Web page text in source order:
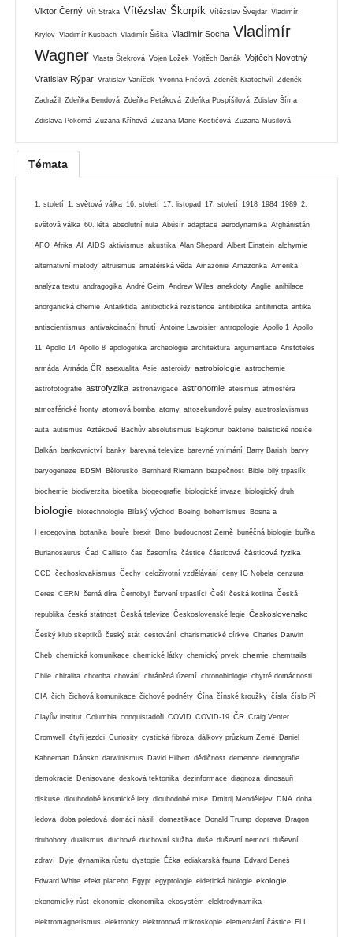
Viktor Černý Vít Straka Vítězslav Škorpík Vítězslav Švejdar Vladimír
Krylov Vladimír Kusbach Vladimír Šiška Vladimír Socha Vladimír
Wagner Vlasta Štekrová Vojen Ložek Vojtěch Barták Vojtěch Novotný
Vratislav Rýpar Vratislav Vaníček Yvonna Fričová Zdeněk Kratochvíl Zdeněk
Zadražil Zdeňka Bendová Zdeňka Petáková Zdeňka Pospíšilová Zdislav Šíma
Zdislava Pokorná Zuzana Kříhová Zuzana Marie Kostićová Zuzana Musilová
Témata
1. století 1. světová válka 16. století 17. listopad 17. století 1918 1984 1989 2.
světová válka 60. léta absolutní nula Abúsír adaptace aerodynamika Afghánistán
AFO Afrika AI AIDS aktivismus akustika Alan Shepard Albert Einstein alchymie
alternativní metody altruismus amatérská věda Amazonie Amazonka Amerika
analýza textu andragogika André Geim Andrew Wiles anekdoty Anglie anihilace
anorganická chemie Antarktida antibiotická rezistence antibiotika antihmota antika
antiscientismus antivakcinační hnutí Antoine Lavoisier antropologie Apollo 1 Apollo
11 Apollo 14 Apollo 8 apologetika archeologie architektura argumentace Aristoteles
armáda Armáda ČR asexualita Asie asteroidy astrobiologie astrochemie
astrofotografie astrofyzika astronavigace astronomie ateismus atmosféra
atmosférické fronty atomová bomba atomy attosekundové pulsy austroslavismus
auta autismus Aztékové Bachův absolutismus Bajkonur bakterie balistické nosiče
Balkán bankovnictví banky barevná televize barevné vnímání Barry Barish barvy
baryogeneze BDSM Bělorusko Bernhard Riemann bezpečnost Bible bilý trpaslík
biochemie biodiverzita bioetika biogeografie biologické invaze biologický druh
biologie biotechnologie Blízký východ Boeing bohemismus Bosna a
Hercegovina botanika bouře brexit Brno budoucnost Země buněčná biologie buňka
Burianosaurus Čad Callisto čas časomíra částice částicová částicová fyzika
CCD čechoslovakismus Čechy celoživotní vzdělávání ceny IG Nobela cenzura
Ceres CERN černá díra Černobyl červení trpaslíci Češi česká kotlina Česká
republika česká státnost Česká televize Československé legie Československo
Český klub skeptiků český stát cestování charismatické církve Charles Darwin
Cheb chemická komunikace chemické látky chemický prvek chemie chemtrails
Chile chiralita choroba chování chráněná území chronobiologie chytré domácnosti
CIA čich čichová komunikace čichové podněty Čína čínské kroužky čísla číslo Pí
Clayův institut Columbia conquistadoři COVID COVID-19 ČR Craig Venter
Cromwell čtyři jezdci Curiosity cystická fibróza dálkový průzkum Země Daniel
Kahneman Dánsko darwinismus David Hilbert dědičnost demence demografie
demokracie Denisované desková tektonika dezinformace diagnoza dinosauři
diskuse dlouhodobé kosmické lety dlouhodobé mise Dmitrij Mendělejev DNA doba
ledová doba poledová domácí násilí domestikace Donald Trump doprava Dragon
druhohory dualismus duchové duchovní služba duše duševní nemoci duševní
zdraví Dyje dynamika růstu dystopie Éčka ediakarská fauna Edvard Beneš
Edward White efekt placebo Egypt egyptologie eidetická biologie ekologie
ekonomický růst ekonomie ekonomika ekosystém elektrodynamika
elektromagnetismus elektronky elektronová mikroskopie elementární částice ELI